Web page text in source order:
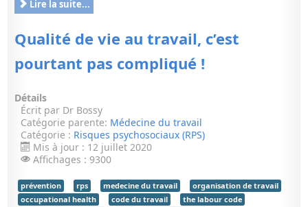
Lire la suite...
Qualité de vie au travail, c’est
pourtant pas compliqué !
Détails
Écrit par Dr Bossy
Catégorie parente: Médecine du travail
Catégorie : Risques psychosociaux (RPS)
Mis à jour : 12 juillet 2020
Affichages : 9300
prévention rps medecine du travail
organisation de travail
occupational health
code du travail
the labour code